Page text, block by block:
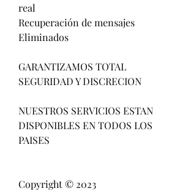
real
Recuperación de mensajes
Eliminados
GARANTIZAMOS TOTAL
NUESTROS SERVICIOS ESTAN
DISPONIBLES EN TODOS LOS
PAISES
Copyright © 2023